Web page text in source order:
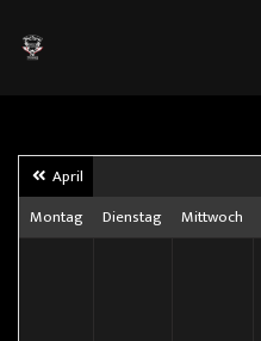
April
Montag
Dienstag Mittwoch